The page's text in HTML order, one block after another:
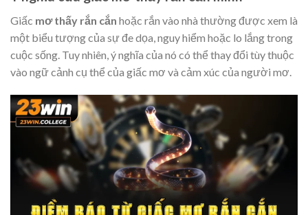
Giấc mơ thấy rắn cắn hoặc rắn vào nhà thường được xem là
một biểu tượng của sự đe dọa, nguy hiểm hoặc lo lắng trong
cuộc sống. Tuy nhiên, ý nghĩa của nó có thể thay đổi tùy thuộc
vào ngữ cảnh cụ thể của giấc mơ và cảm xúc của người mơ.